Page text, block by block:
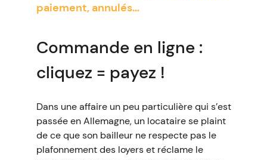
paiement, annulés…
Commande en ligne :
cliquez = payez !
Dans une affaire un peu particulière qui s’est
passée en Allemagne, un locataire se plaint
de ce que son bailleur ne respecte pas le
plafonnement des loyers et réclame le